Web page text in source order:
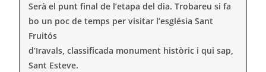
Serà el punt final de l’etapa del dia. Trobareu si fa
bo un poc de temps per visitar l’església Sant
Fruitós
d’Iravals, classificada monument històric i qui sap,
Sant Esteve.